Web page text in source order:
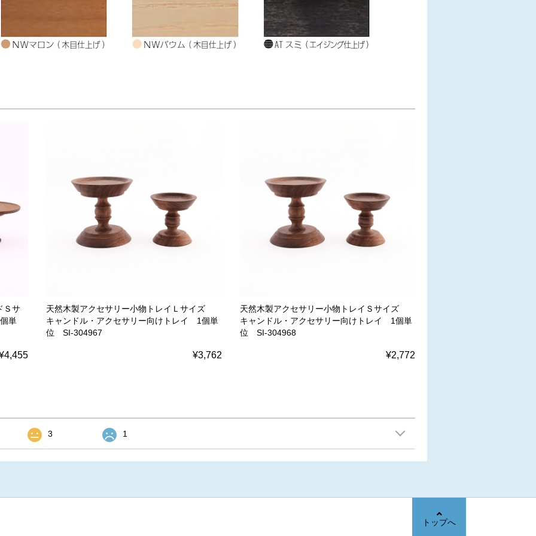
Ｓサ
単
天然木製アクセサリー小物トレイＬサイズ
キャンドル・アクセサリー向けトレイ 1個単
位 SI-304967
¥3,762
天然木製アクセサリー小物トレイＳサイズ
キャンドル・アクセサリー向けトレイ 1個単
位 SI-304968
¥2,772
3 1
トップへ